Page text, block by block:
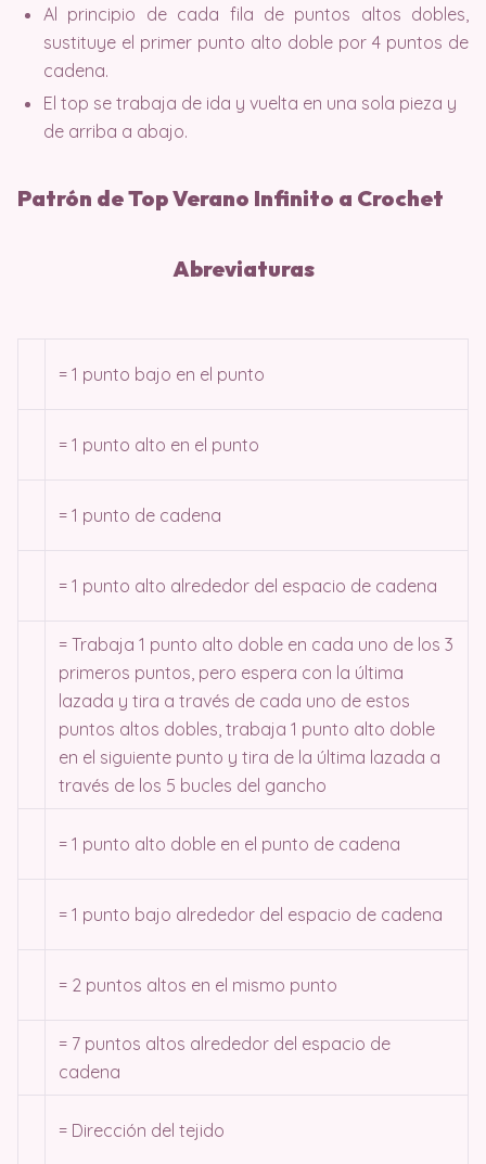
Al principio de cada fila de puntos altos dobles,
sustituye el primer punto alto doble por 4 puntos de
cadena.
El top se trabaja de ida y vuelta en una sola pieza y
de arriba a abajo.
Patrón de Top Verano Infinito a Crochet
Abreviaturas
= 1 punto bajo en el punto
= 1 punto alto en el punto
= 1 punto de cadena
= 1 punto alto alrededor del espacio de cadena
= Trabaja 1 punto alto doble en cada uno de los 3
primeros puntos, pero espera con la última
lazada y tira a través de cada uno de estos
puntos altos dobles, trabaja 1 punto alto doble
en el siguiente punto y tira de la última lazada a
través de los 5 bucles del gancho
= 1 punto alto doble en el punto de cadena
= 1 punto bajo alrededor del espacio de cadena
= 2 puntos altos en el mismo punto
= 7 puntos altos alrededor del espacio de
cadena
= Dirección del tejido